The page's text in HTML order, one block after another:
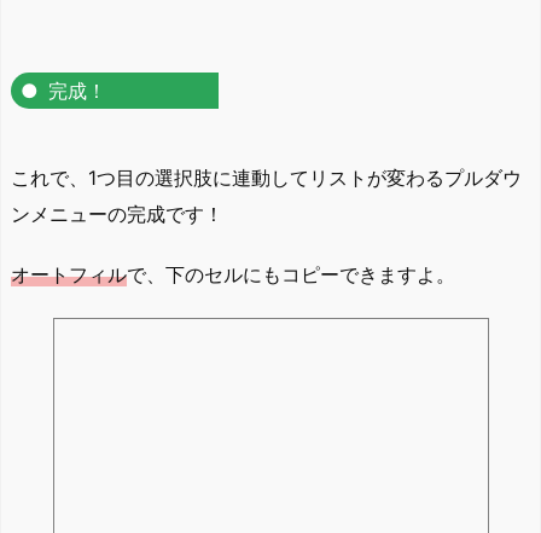
完成！
これで、1つ目の選択肢に連動してリストが変わるプルダウ
ンメニューの完成です！
オートフィルで、下のセルにもコピーできますよ。